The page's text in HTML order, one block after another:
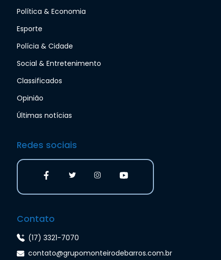
Política & Economia
Esporte
Polícia & Cidade
Social & Entretenimento
Classificados
Opinião
Últimas notícias
Redes sociais
Contato
(17) 3321-7070
contato@grupomonteirodebarros.com.br